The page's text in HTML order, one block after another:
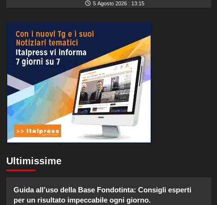
5 Agosto 2026 : 13:15
Ultimissime
Guida all’uso della Base Fondotinta: Consigli esperti
per un risultato impeccabile ogni giorno.